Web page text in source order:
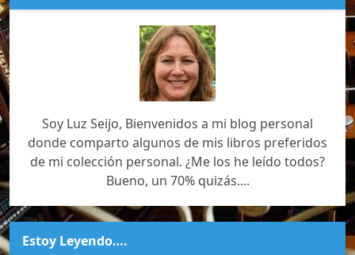
Soy Luz Seijo, Bienvenidos a mi blog personal
donde comparto algunos de mis libros preferidos
de mi colección personal. ¿Me los he leído todos?
Bueno, un 70% quizás....
Estoy Leyendo….